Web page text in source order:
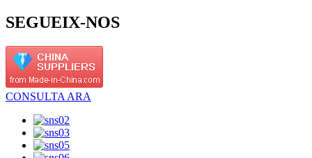
SEGUEIX-NOS
CONSULTA ARA